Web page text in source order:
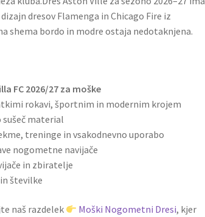
dresov Flamenga in Chicago Fire iz
shema bordo in modre ostaja nedotaknjena.
FC 2026/27 za moške
rokavi, športnim in modernim krojem
material
treninge in vsakodnevno uporabo
nogometne navijače
in zbiratelje
številke
naš razdelek Moški Nogometni Dresi, kjer